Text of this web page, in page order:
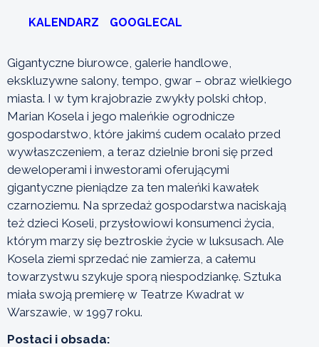
KALENDARZ GOOGLECAL
Gigantyczne biurowce, galerie handlowe,
ekskluzywne salony, tempo, gwar – obraz wielkiego
miasta. I w tym krajobrazie zwykły polski chłop,
Marian Kosela i jego maleńkie ogrodnicze
gospodarstwo, które jakimś cudem ocalało przed
wywłaszczeniem, a teraz dzielnie broni się przed
deweloperami i inwestorami oferującymi
gigantyczne pieniądze za ten maleńki kawałek
czarnoziemu. Na sprzedaż gospodarstwa naciskają
też dzieci Koseli, przysłowiowi konsumenci życia,
którym marzy się beztroskie życie w luksusach. Ale
Kosela ziemi sprzedać nie zamierza, a całemu
towarzystwu szykuje sporą niespodziankę. Sztuka
miała swoją premierę w Teatrze Kwadrat w
Warszawie, w 1997 roku.
Postaci i obsada: